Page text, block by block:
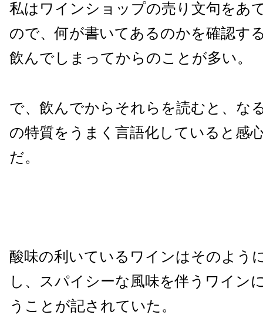
私はワインショップの売り文句をあ
ので、何が書いてあるのかを確認す
飲んでしまってからのことが多い。
で、飲んでからそれらを読むと、な
の特質をうまく言語化していると感
だ。
酸味の利いているワインはそのよう
し、スパイシーな風味を伴うワイン
うことが記されていた。